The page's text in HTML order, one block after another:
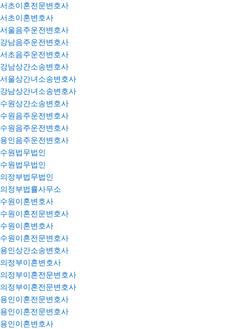
서초이혼전문변호사
서초이혼변호사
서울음주운전변호사
강남음주운전변호사
서초음주운전변호사
강남상간소송변호사
서울상간녀소송변호사
강남상간녀소송변호사
수원상간소송변호사
수원음주운전변호사
수원음주운전변호사
용인음주운전변호사
수원법무법인
수원법무법인
의정부법무법인
의정부법률사무소
수원이혼변호사
수원이혼전문변호사
수원이혼변호사
수원이혼전문변호사
용인상간소송변호사
의정부이혼변호사
의정부이혼전문변호사
의정부이혼전문변호사
용인이혼전문변호사
용인이혼전문변호사
용인이혼변호사